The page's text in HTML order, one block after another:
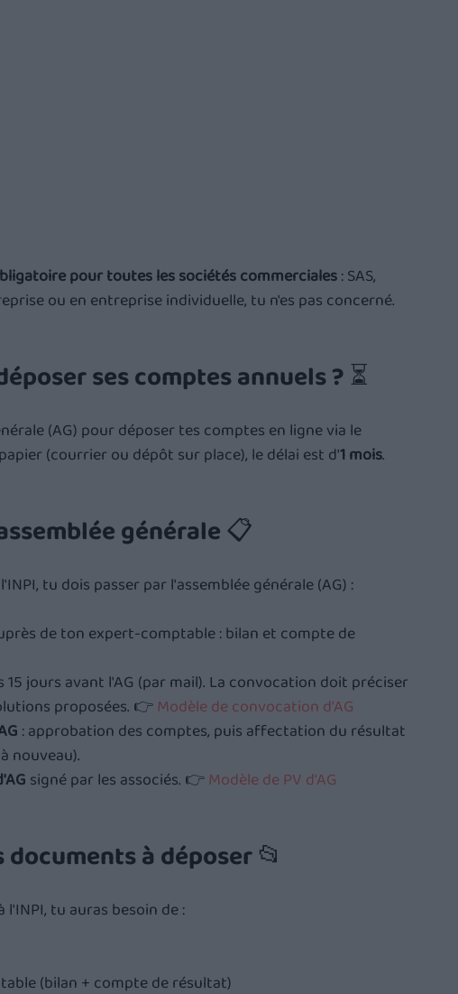
pour toutes les sociétés commerciales : SAS,
ou en entreprise individuelle, tu n'es pas concerné.
ses comptes annuels ? ⏳
(AG) pour déposer tes comptes en ligne via le
(courrier ou dépôt sur place), le délai est d'1 mois.
générale 📋
tu dois passer par l'assemblée générale (AG) :
de ton expert-comptable : bilan et compte de
15 jours avant l'AG (par mail). La convocation doit préciser
proposées. 👉Modèle de convocation d'AG
: approbation des comptes, puis affectation du résultat
nouveau).
signé par les associés. 👉 Modèle de PV d'AG
à déposer 📂
tu auras besoin de :
(bilan + compte de résultat)